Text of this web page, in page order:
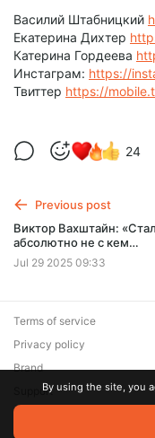
Василий Штабницкий
Екатерина Дихтер
Катерина Гордеева
Инстаграм: https://
Твиттер https://
24
Previous post
Виктор Вахштайн:
абсолютно не с кем
разговаривать» // «Скажи
Гордеевой»
Jul 29 2025 09:33
© 2026 Zaya Solutions
are the property of their
Terms of service
Privacy policy
Brand
SupportBy using the site, you